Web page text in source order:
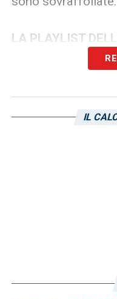
LA PLAYLIST
IL